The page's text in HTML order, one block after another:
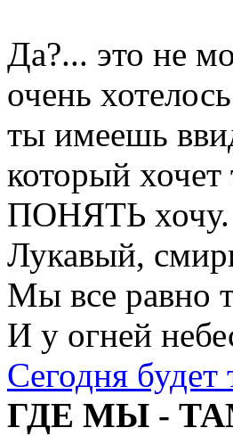
Да?... это не
очень
ты имеешь
который хочет
ПОНЯТЬ хочу.
Лукавый,
Мы все равно
И у огней
Сегодня будет
ГДЕ МЫ -